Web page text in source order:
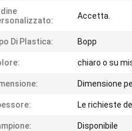
Accetta.
Di Plastica: Bopp
chiaro o su
Dimensione
Le richieste
Disponibile